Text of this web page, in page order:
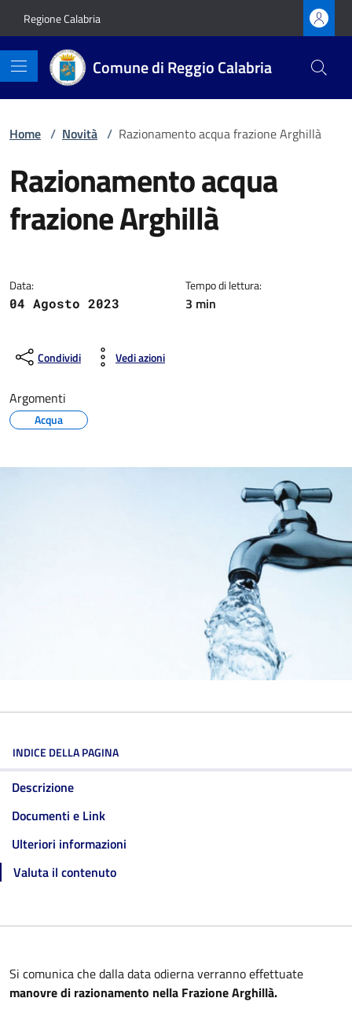
Regione Calabria
Comune di Reggio Calabria
Home / Novità / Razionamento acqua frazione Arghillà
Razionamento acqua
frazione Arghillà
Data:
04 Agosto 2023
Tempo di lettura:
3 min
Condividi Vedi azioni
Argomenti
Acqua
INDICE DELLA PAGINA
Descrizione
Documenti e Link
Ulteriori informazioni
Valuta il contenuto
Si comunica che dalla data odierna verranno effettuate
manovre di razionamento nella Frazione Arghillà.